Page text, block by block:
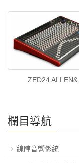
ZED24 ALLEN&
欄目導航
線陣音響係統